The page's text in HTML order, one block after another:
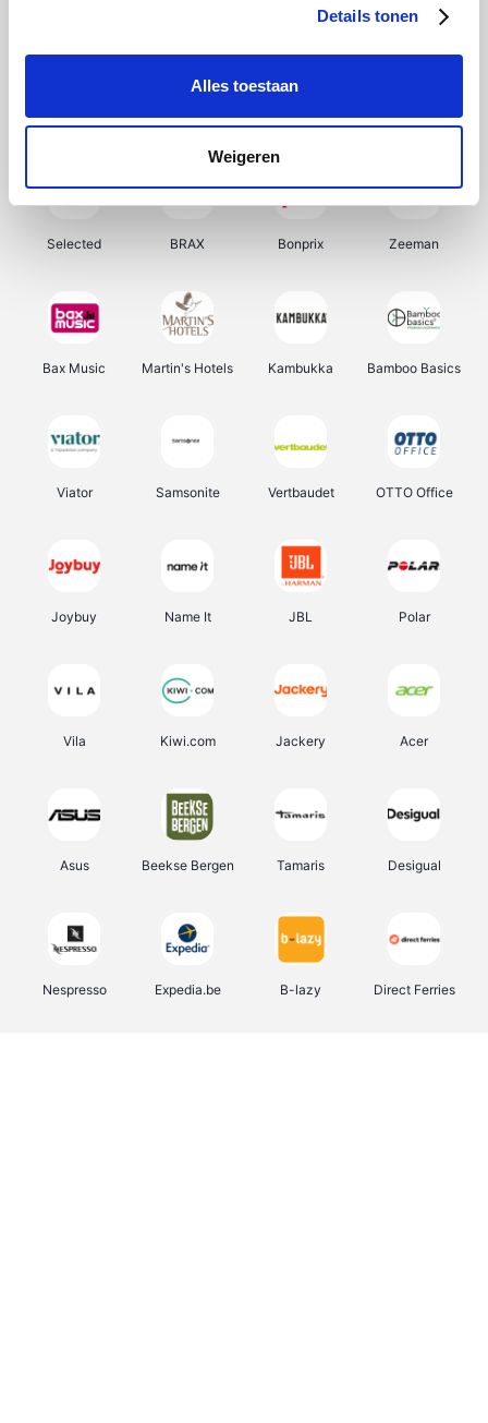
Details tonen
Alles toestaan
Weigeren
Samsung My Jewellery Delonghi Tennis Point
Selected BRAX Bonprix Zeeman
Bax Music Martin's Hotels Kambukka Bamboo Basics
Viator Samsonite Vertbaudet OTTO Office
Joybuy Name It JBL Polar
Vila Kiwi.com Jackery Acer
Asus Beekse Bergen Tamaris Desigual
Nespresso Expedia.be B-lazy Direct Ferries